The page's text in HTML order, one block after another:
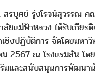
สรบุศย์ รุ่งโรจน์สุวรรณ
ยแม่ฟ้าหลวง ได้รับเกียร
ชิงปฏิบัติการ จัดโดยมหาวิ
2567 ณ โรงแรมสัน โด
ริมและสนับสนุนการพัฒนา